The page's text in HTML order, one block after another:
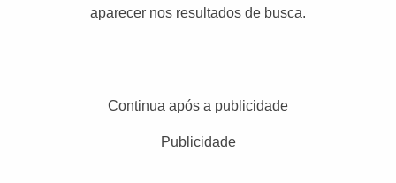
aparecer nos resultados de busca.
Continua após a publicidade
Publicidade